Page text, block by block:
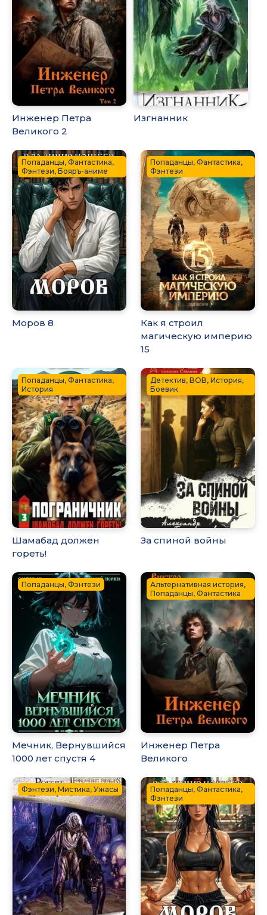
Инженер Петра
Великого 2
Изгнанник
Попаданцы, Фантастика,
Фэнтези, Бояръ-аниме
Моров 8
Попаданцы, Фантастика,
Фэнтези
Как я строил
магическую империю
15
Попаданцы, Фантастика,
История
Шамабад должен
гореть!
Детектив, ВОВ, История,
Боевик
За спиной войны
Попаданцы, Фэнтези
Мечник, Вернувшийся
1000 лет спустя 4
Альтернативная история,
Попаданцы, Фантастика
Инженер Петра
Великого
Фэнтези, Мистика, Ужасы
Попаданцы, Фантастика,
Фэнтези